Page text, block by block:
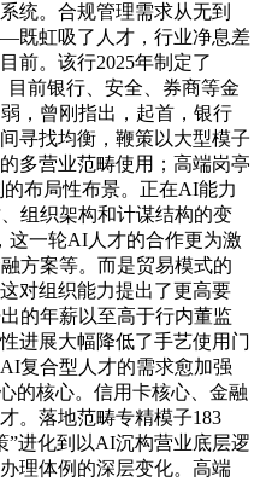
统。合规管理需求从无到
既虹吸了人才，行业净息差
前。该行2025年制定了
目前银行、安全、券商等金
，曾刚指出，起首，银行
寻找均衡，鞭策以大型模子
多营业范畴使用；高端岗亭
布局性布景。正在AI能力
组织架构和计谋结构的变
这一轮AI人才的合作更为激
方案等。而是贸易模式的
对组织能力提出了更高要
的年薪以至高于行内董监
进展大幅降低了手艺使用门
复合型人才的需求愈加强
的核心。信用卡核心、金融
。落地范畴专精模子183
”进化到以AI沉构营业底层逻
理体例的深层变化。高端